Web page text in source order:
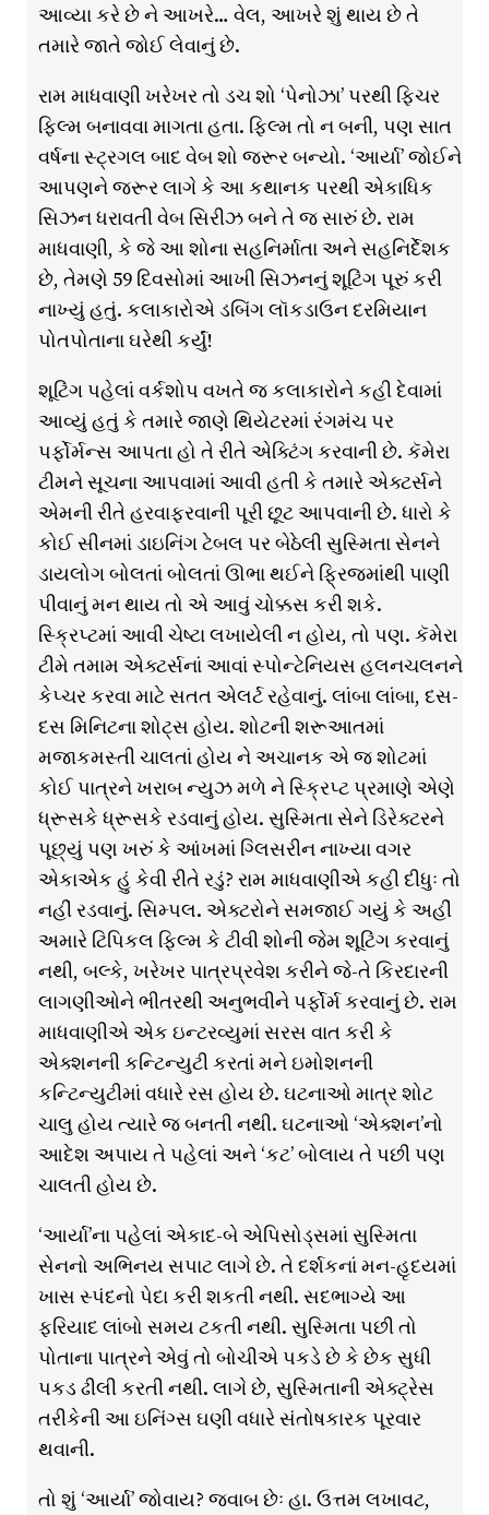
આવ્યા કરે છે ને આખરે… વેલ, આખરે શું થાય છે તે
તમારે જાતે જોઈ લેવાનું છે.
રામ માધવાણી ખરેખર તો ડચ શો ‘પેનોઝા’ પરથી ફિચર
ફિલ્મ બનાવવા માગતા હતા. ફિલ્મ તો ન બની, પણ સાત
વર્ષના સ્ટ્રગલ બાદ વેબ શો જરૂર બન્યો. ‘આર્યા’ જોઈને
આપણને જરૂર લાગે કે આ કથાનક પરથી એકાધિક
સિઝન ધરાવતી વેબ સિરીઝ બને તે જ સારું છે. રામ
માધવાણી, કે જે આ શોના સહનિર્માતા અને સહનિર્દેશક
છે, તેમણે 59 દિવસોમાં આખી સિઝનનું શૂટિંગ પૂરું કરી
નાખ્યું હતું. કલાકારોએ ડબિંગ લૉકડાઉન દરમિયાન
પોતપોતાના ઘરેથી કર્યું!
શૂટિંગ પહેલાં વર્કશોપ વખતે જ કલાકારોને કહી દેવામાં
આવ્યું હતું કે તમારે જાણે થિયેટરમાં રંગમંચ પર
પર્ફોર્મન્સ આપતા હો તે રીતે એક્ટિંગ કરવાની છે. કૅમેરા
ટીમને સૂચના આપવામાં આવી હતી કે તમારે એક્ટર્સને
એમની રીતે હરવાફરવાની પૂરી છૂટ આપવાની છે. ધારો કે
કોઈ સીનમાં ડાઇનિંગ ટેબલ પર બેઠેલી સુસ્મિતા સેનને
ડાયલોગ બોલતાં બોલતાં ઊભા થઈને ફ્રિજમાંથી પાણી
પીવાનું મન થાય તો એ આવું ચોક્કસ કરી શકે.
સ્ક્રિપ્ટમાં આવી ચેષ્ટા લખાયેલી ન હોય, તો પણ. કૅમેરા
ટીમે તમામ એક્ટર્સનાં આવાં સ્પોન્ટેનિયસ હલનચલનને
કેપ્ચર કરવા માટે સતત એલર્ટ રહેવાનું. લાંબા લાંબા, દસ-
દસ મિનિટના શોટ્સ હોય. શોટની શરૂઆતમાં
મજાકમસ્તી ચાલતાં હોય ને અચાનક એ જ શોટમાં
કોઈ પાત્રને ખરાબ ન્યુઝ મળે ને સ્ક્રિપ્ટ પ્રમાણે એણે
ધ્રૂસકે ધ્રૂસકે રડવાનું હોય. સુસ્મિતા સેને ડિરેક્ટરને
પૂછ્યું પણ ખરું કે આંખમાં ગ્લિસરીન નાખ્યા વગર
એકાએક હું કેવી રીતે રડું? રામ માધવાણીએ કહી દીધુઃ તો
નહીં રડવાનું. સિમ્પલ. એક્ટરોને સમજાઈ ગયું કે અહીં
અમારે ટિપિકલ ફિલ્મ કે ટીવી શોની જેમ શૂટિંગ કરવાનું
નથી, બલ્કે, ખરેખર પાત્રપ્રવેશ કરીને જે-તે કિરદારની
લાગણીઓને ભીતરથી અનુભવીને પર્ફોર્મ કરવાનું છે. રામ
માધવાણીએ એક ઇન્ટરવ્યુમાં સરસ વાત કરી કે
એક્શનની કન્ટિન્યુટી કરતાં મને ઇમોશનની
કન્ટિન્યુટીમાં વધારે રસ હોય છે. ઘટનાઓ માત્ર શોટ
ચાલુ હોય ત્યારે જ બનતી નથી. ઘટનાઓ ‘એક્શન’નો
આદેશ અપાય તે પહેલાં અને ‘કટ’ બોલાય તે પછી પણ
ચાલતી હોય છે.
‘આર્યા’ના પહેલાં એકાદ-બે એપિસોડ્સમાં સુસ્મિતા
સેનનો અભિનય સપાટ લાગે છે. તે દર્શકનાં મન-હૃદયમાં
ખાસ સ્પંદનો પેદા કરી શકતી નથી. સદભાગ્યે આ
ફરિયાદ લાંબો સમય ટકતી નથી. સુસ્મિતા પછી તો
પોતાના પાત્રને એવું તો બોચીએ પકડે છે કે છેક સુધી
પકડ ઢીલી કરતી નથી. લાગે છે, સુસ્મિતાની એક્ટ્રેસ
તરીકેની આ ઇનિંગ્સ ઘણી વધારે સંતોષકારક પૂરવાર
થવાની.
તો શું ‘આર્યા’ જોવાય? જવાબ છેઃ હા. ઉત્તમ લખાવટ,